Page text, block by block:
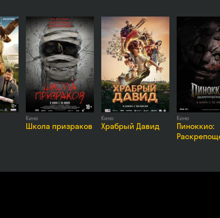
Фисенко, Елена Махова, Артем Гайдуков, Ольга Тумайкина,
Кино
Школа призраков
Кино
Храбрый Давид
Кино
Пиноккио: